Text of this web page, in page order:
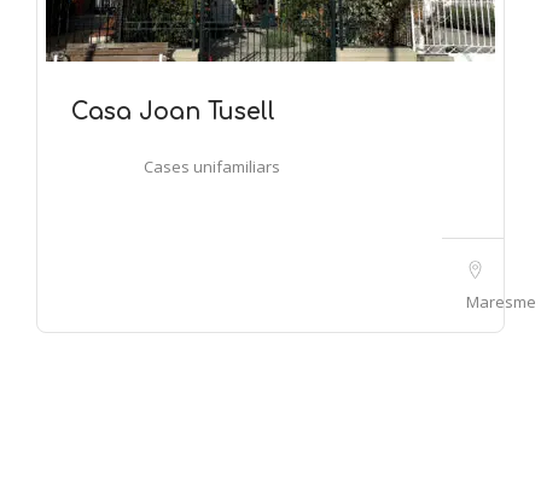
Casa Joan Tusell
Cases unifamiliars
Maresme